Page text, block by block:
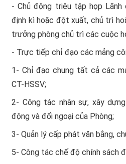
- Chủ động triệu tập họp Lãnh
định kì hoặc đột xuất, chủ trì
trưởng phòng chủ trì các cuộc
- Trực tiếp chỉ đạo các mảng
1- Chỉ đạo chung tất cả các
CT-HSSV;
2- Công tác nhân sự, xây
động và đối ngoại của Phòng;
3- Quản lý cấp phát văn bằng,
5- Công tác chế độ chính sách